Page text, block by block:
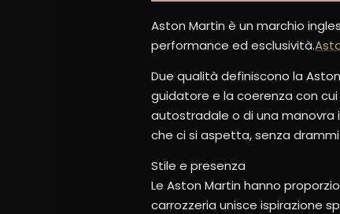
Aston Martin è un marchio
performance ed esclusività.
Due qualità definiscono la
guidatore e la coerenza con
autostradale o di una
che ci si aspetta, senza
Stile e presenza
Le Aston Martin hanno
carrozzeria unisce ispirazione